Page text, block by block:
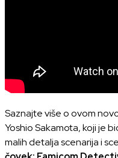
Saznajte više o ovom
Yoshio Sakamota, koji je
malih detalja scenarija i